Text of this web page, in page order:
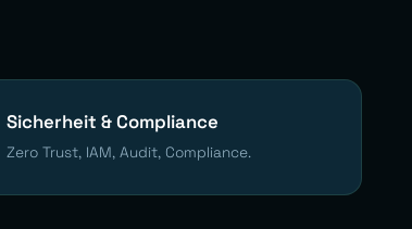
Sicherheit & Compliance
Zero Trust, IAM, Audit, Compliance.